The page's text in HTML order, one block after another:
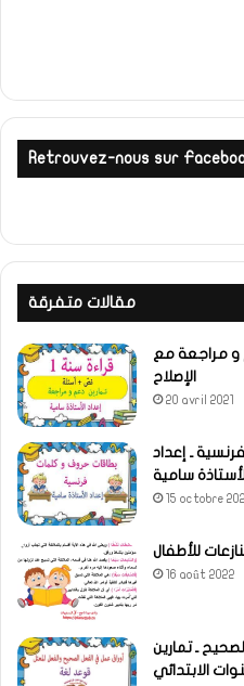
Retrouvez-nous sur
مقالات متفرقة
و مراجعة مع
الإصلاح
20 avril 2021
ـ إعداد
سامية
15 octobre
للأطفال
16 août 2022
ـ تمارين
الابتدائي